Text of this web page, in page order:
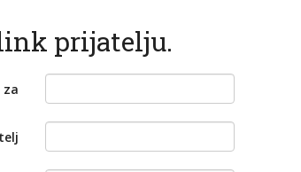
prijatelju.
za